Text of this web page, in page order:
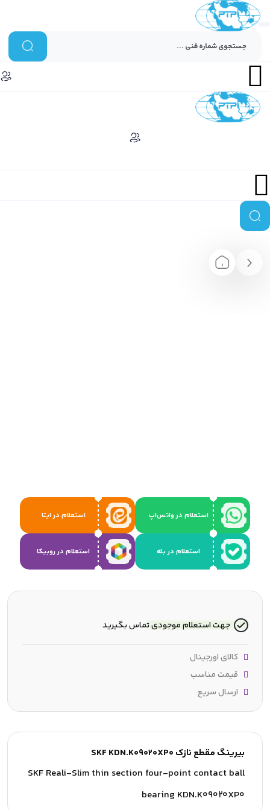
استعلام در واتس‌اپ استعلام در ایتا
استعلام در بله استعلام در روبیکا
بیرینگ مقطع نازک SKF KDN.K09020XP0
SKF Reali-Slim thin section four-point contact ball
bearing KDN.K09020XP0
جهت استعلام موجودی تماس بگیرید
کالای اورجینال
قیمت مناسب
ارسال سریع